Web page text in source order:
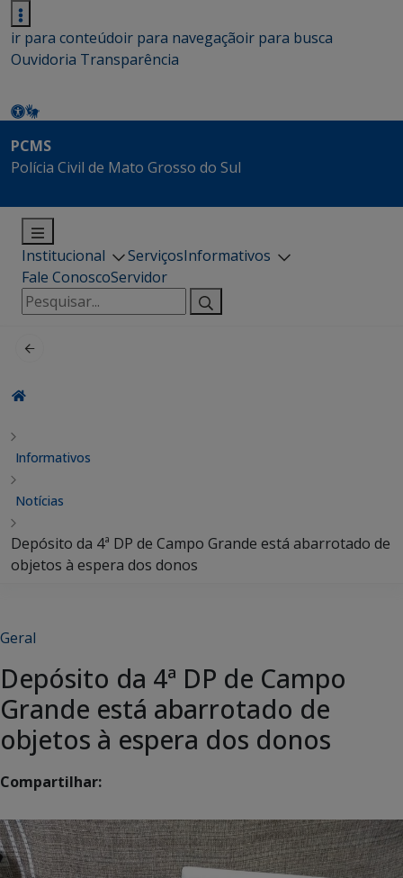
ir para conteúdoir para navegaçãoir para busca
Ouvidoria Transparência
PCMS
Polícia Civil de Mato Grosso do Sul
Institucional ServiçosInformativos
Fale ConoscoServidor
Pesquisar
por:
Informativos
Notícias
Depósito da 4ª DP de Campo Grande está abarrotado de
objetos à espera dos donos
Geral
Depósito da 4ª DP de Campo
Grande está abarrotado de
objetos à espera dos donos
Compartilhar: